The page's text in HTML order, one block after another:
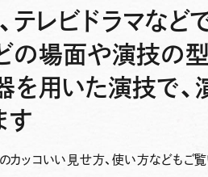
テレビドラマなど
の場面や演技の
用いた演技で、
す
カッコいい見せ方、使い方などもご